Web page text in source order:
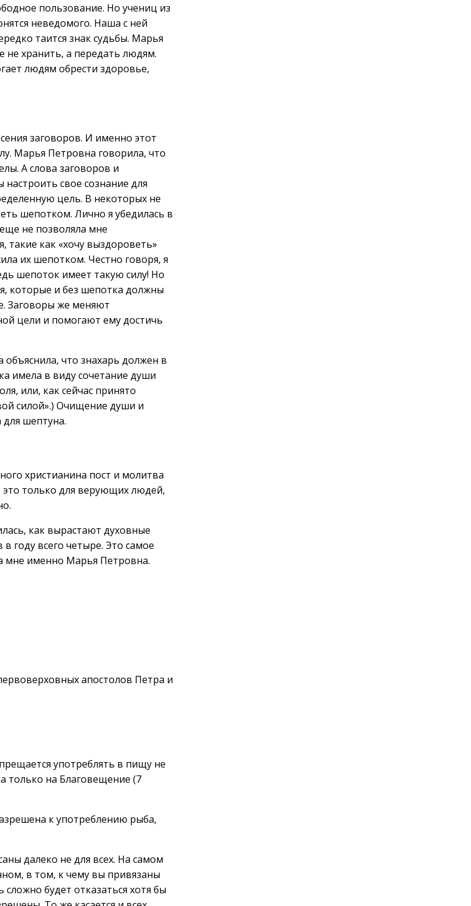
пользование. Но учениц из
неведомого. Наша с ней
таится знак судьбы. Марья
не хранить, а передать людям.
людям обрести здоровье,
заговоров. И именно этот
Марья Петровна говорила, что
А слова заговоров и
свое сознание для
цель. В некоторых не
шепотком. Лично я убедилась в
не позволяла мне
такие как «хочу выздороветь»
их шепотком. Честно говоря, я
шепоток имеет такую силу! Но
которые и без шепотка должны
Заговоры же меняют
цели и помогают ему достичь
что знахарь должен в
имела в виду сочетание души
или, как сейчас принято
силой».) Очищение души и
шептуна.
христианина пост и молитва
только для верующих людей,
как вырастают духовные
году всего четыре. Это самое
мне именно Марья Петровна.
апостолов Петра и
употреблять в пищу не
только на Благовещение (7
к употреблению рыба,
далеко не для всех. На самом
в том, к чему вы привязаны
будет отказаться хотя бы